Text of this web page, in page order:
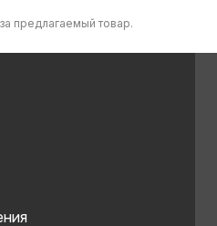
предлагаемый товар.